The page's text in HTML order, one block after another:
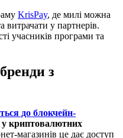
KrisPay, де милі можна
витрачати у партнерів.
учасників програми та
з
до блокчейн-
у криптовалютних
магазинів це дає доступ